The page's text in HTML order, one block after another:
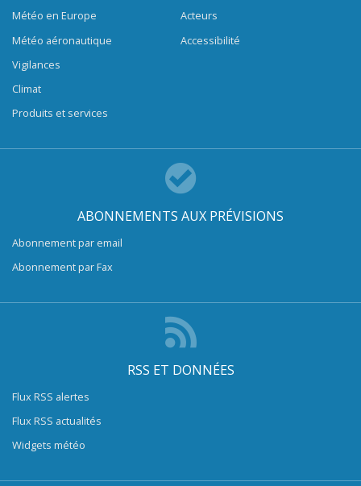
Météo en Europe
Météo aéronautique
Vigilances
Climat
Produits et services
Acteurs
Accessibilité
ABONNEMENTS AUX PRÉVISIONS
Abonnement par email
Abonnement par Fax
RSS ET DONNÉES
Flux RSS alertes
Flux RSS actualités
Widgets météo